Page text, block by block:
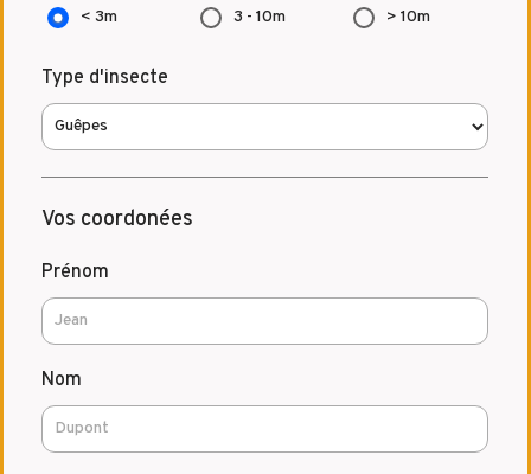
< 3m 3 - 10m > 10m
Type d'insecte
Vos coordonées
Prénom
Nom